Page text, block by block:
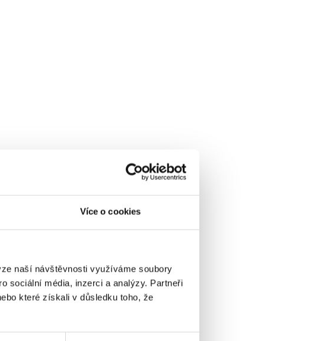
Více o cookies
naší návštěvnosti využíváme soubory
sociální média, inzerci a analýzy. Partneři
které získali v důsledku toho, že